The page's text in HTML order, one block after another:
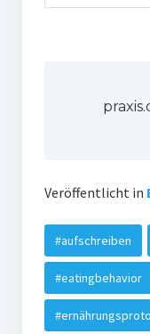
Veröffentlicht in
#aufschreiben
#eatingbehavior